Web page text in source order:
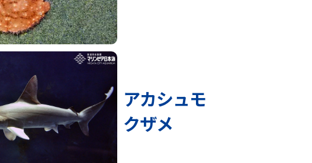
アカシュモ
クザメ